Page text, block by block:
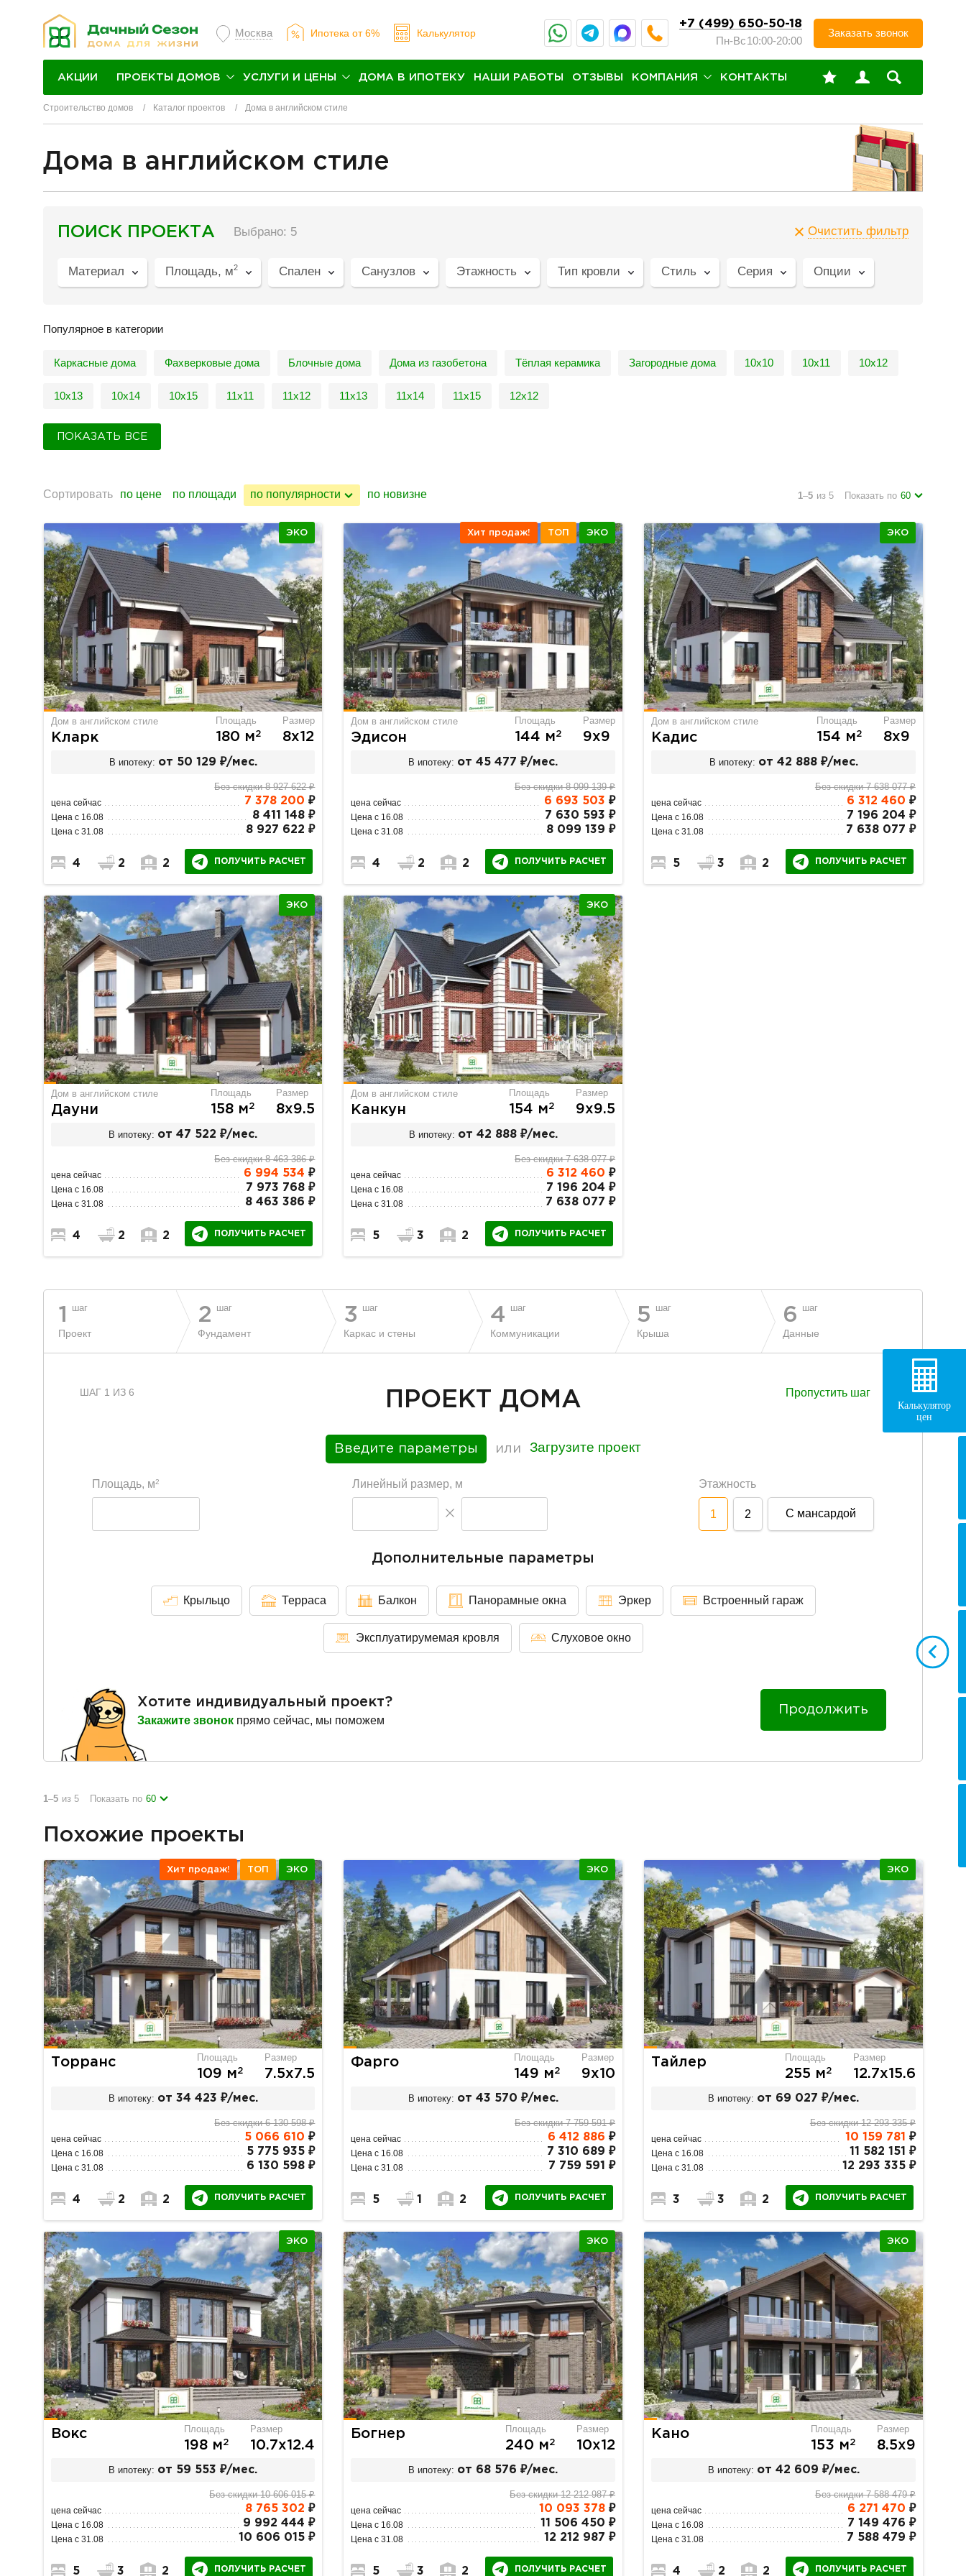
Москва Ипотека от 6% Калькулятор
+7 (499) 650-50-18
Пн-Вс10:00-20:00
Заказать звонок
АКЦИИ ПРОЕКТЫ ДОМОВ УСЛУГИ И ЦЕНЫ ДОМА В ИПОТЕКУ НАШИ РАБОТЫ ОТЗЫВЫ КОМПАНИЯ КОНТАКТЫ
Строительство домов Каталог проектов Дома в английском стиле
Дома в английском стиле
ПОИСК ПРОЕКТА Выбрано: 5 Очистить фильтр
Материал Площадь, м2 Спален Санузлов Этажность Тип кровли Стиль Серия Опции
Популярное в категории
Каркасные дома Фахверковые дома Блочные дома Дома из газобетона Тёплая керамика Загородные дома 10х10 10х11 10х12
10х13 10х14 10х15 11х11 11х12 11х13 11х14 11х15 12х12
ПОКАЗАТЬ ВСЕ
Сортировать по цене по площади по популярности по новизне 1–5 из 5 Показать по 60
ЭКО
Дом в английском стиле
Кларк
Площадь
180 м2
Размер
8х12
В ипотеку: от 50 129 ₽/мес.
Без скидки 8 927 622 ₽
цена сейчас 7 378 200 ₽
Цена с 16.08 8 411 148 ₽
Цена с 31.08 8 927 622 ₽
4 2 2 ПОЛУЧИТЬ РАСЧЕТ
Хит продаж! ТОП ЭКО
Дом в английском стиле
Эдисон
Площадь
144 м2
Размер
9х9
В ипотеку: от 45 477 ₽/мес.
Без скидки 8 099 139 ₽
цена сейчас 6 693 503 ₽
Цена с 16.08 7 630 593 ₽
Цена с 31.08 8 099 139 ₽
4 2 2 ПОЛУЧИТЬ РАСЧЕТ
ЭКО
Дом в английском стиле
Кадис
Площадь
154 м2
Размер
8х9
В ипотеку: от 42 888 ₽/мес.
Без скидки 7 638 077 ₽
цена сейчас 6 312 460 ₽
Цена с 16.08 7 196 204 ₽
Цена с 31.08 7 638 077 ₽
5 3 2 ПОЛУЧИТЬ РАСЧЕТ
ЭКО
Дом в английском стиле
Дауни
Площадь
158 м2
Размер
8х9.5
В ипотеку: от 47 522 ₽/мес.
Без скидки 8 463 386 ₽
цена сейчас 6 994 534 ₽
Цена с 16.08 7 973 768 ₽
Цена с 31.08 8 463 386 ₽
4 2 2 ПОЛУЧИТЬ РАСЧЕТ
ЭКО
Дом в английском стиле
Канкун
Площадь
154 м2
Размер
9х9.5
В ипотеку: от 42 888 ₽/мес.
Без скидки 7 638 077 ₽
цена сейчас 6 312 460 ₽
Цена с 16.08 7 196 204 ₽
Цена с 31.08 7 638 077 ₽
5 3 2 ПОЛУЧИТЬ РАСЧЕТ
1 шаг
Проект
2 шаг
Фундамент
3 шаг
Каркас и стены
4 шаг
Коммуникации
5 шаг
Крыша
6 шаг
Данные
ШАГ 1 ИЗ 6 ПРОЕКТ ДОМА Пропустить шаг
Введите параметры или Загрузите проект
Площадь, м2 Линейный размер, м Этажность
1 2 С мансардой
Дополнительные параметры
Крыльцо Терраса Балкон Панорамные окна Эркер Встроенный гараж
Эксплуатирумемая кровля Слуховое окно
Хотите индивидуальный проект?
Закажите звонок прямо сейчас, мы поможем
Продолжить
1–5 из 5 Показать по 60
Похожие проекты
Хит продаж! ТОП ЭКО
Торранс Площадь
109 м2
Размер
7.5х7.5
В ипотеку: от 34 423 ₽/мес.
Без скидки 6 130 598 ₽
цена сейчас 5 066 610 ₽
Цена с 16.08 5 775 935 ₽
Цена с 31.08 6 130 598 ₽
4 2 2 ПОЛУЧИТЬ РАСЧЕТ
ЭКО
Фарго Площадь
149 м2
Размер
9х10
В ипотеку: от 43 570 ₽/мес.
Без скидки 7 759 591 ₽
цена сейчас 6 412 886 ₽
Цена с 16.08 7 310 689 ₽
Цена с 31.08 7 759 591 ₽
5 1 2 ПОЛУЧИТЬ РАСЧЕТ
ЭКО
Тайлер Площадь
255 м2
Размер
12.7х15.6
В ипотеку: от 69 027 ₽/мес.
Без скидки 12 293 335 ₽
цена сейчас 10 159 781 ₽
Цена с 16.08 11 582 151 ₽
Цена с 31.08 12 293 335 ₽
3 3 2 ПОЛУЧИТЬ РАСЧЕТ
ЭКО
Вокс Площадь
198 м2
Размер
10.7х12.4
В ипотеку: от 59 553 ₽/мес.
Без скидки 10 606 015 ₽
цена сейчас 8 765 302 ₽
Цена с 16.08 9 992 444 ₽
Цена с 31.08 10 606 015 ₽
5 3 2 ПОЛУЧИТЬ РАСЧЕТ
ЭКО
Богнер Площадь
240 м2
Размер
10х12
В ипотеку: от 68 576 ₽/мес.
Без скидки 12 212 987 ₽
цена сейчас 10 093 378 ₽
Цена с 16.08 11 506 450 ₽
Цена с 31.08 12 212 987 ₽
5 3 2 ПОЛУЧИТЬ РАСЧЕТ
ЭКО
Кано Площадь
153 м2
Размер
8.5х9
В ипотеку: от 42 609 ₽/мес.
Без скидки 7 588 479 ₽
цена сейчас 6 271 470 ₽
Цена с 16.08 7 149 476 ₽
Цена с 31.08 7 588 479 ₽
4 2 2 ПОЛУЧИТЬ РАСЧЕТ
Калькулятор
цен